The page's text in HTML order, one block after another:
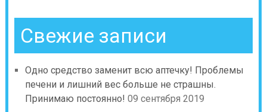
Свежие записи
Одно средство заменит всю аптечку! Проблемы
печени и лишний вес больше не страшны.
Принимаю постоянно! 09 сентября 2019